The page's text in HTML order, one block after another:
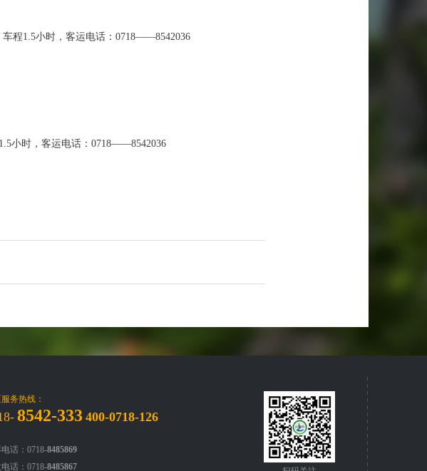
程1.5小时，客运电话：0718——8542036
程1.5小时，客运电话：0718——8542036
务热线：
8542-333 400-0718-126
话：0718-8485869
话：0718-8485867